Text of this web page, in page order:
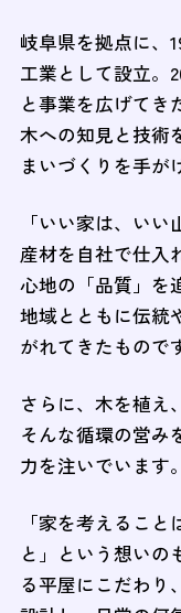
岐阜県を拠点に、
工業として設立。
と事業を広げてき
木への知見と技術
まいづくりを手が
「いい家は、い
産材を自社で仕入
心地の「品質」を
地域とともに伝統
がれてきたもので
さらに、木を植え
そんな循環の営み
力を注いでいます。
「家を考えるこ
と」という想いの
る平屋にこだわり